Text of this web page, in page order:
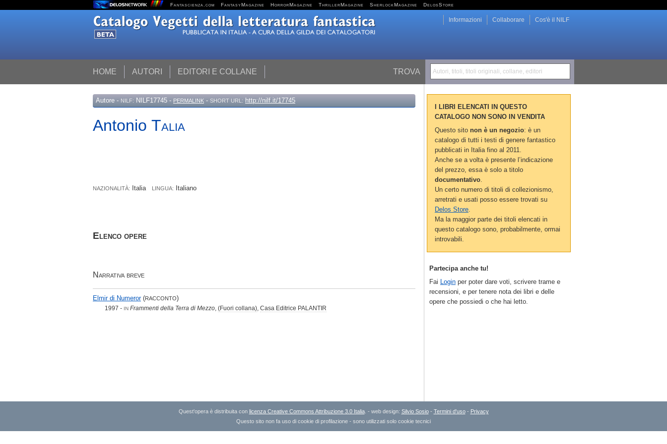
Fantascienza.com FantasyMagazine HorrorMagazine ThrillerMagazine SherlockMagazine DelosStore
TROVA Autori, titoli, titoli originali, collane, editori
HOME AUTORI EDITORI E COLLANE
Cos'è il NILF
Collaborare
Informazioni
Autore - NILF: NILF17745 - PERMALINK - SHORT URL: http://nilf.it/17745
Antonio Talia
NAZIONALITÀ: Italia LINGUA: Italiano
Elenco opere
Narrativa breve
Elmir di Numeror(RACCONTO)
1997 - IN Frammenti della Terra di Mezzo, (Fuori collana), Casa Editrice PALANTIR
I LIBRI ELENCATI IN QUESTO
CATALOGO NON SONO IN VENDITA
Questo sito non è un negozio: è un
catalogo di tutti i testi di genere fantastico
pubblicati in Italia fino al 2011.
Anche se a volta è presente l’indicazione
del prezzo, essa è solo a titolo
documentativo
Un certo numero di titoli di collezionismo,
arretrati e usati posso essere trovati su
Delos Store
Ma la maggior parte dei titoli elencati in
questo catalogo sono, probabilmente, ormai
introvabili.
Partecipa anche tu!
Fai Login per poter dare voti, scrivere trame e
recensioni, e per tenere nota dei libri e delle
opere che possiedi o che hai letto.
Quest'opera è distribuita con licenza Creative Commons Attribuzione 3.0 Italia. - web design: Silvio Sosio- Termini d'uso- Privacy
Questo sito non fa uso di cookie di profilazione - sono utilizzati solo cookie tecnici